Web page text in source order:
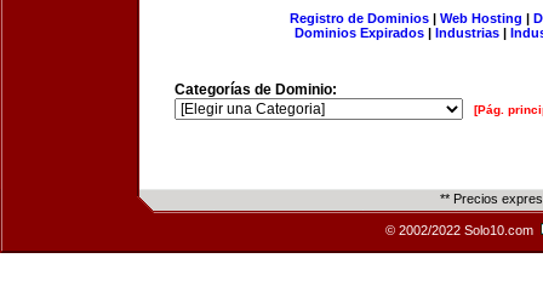
Registro de Dominios| Web Hosting |
Dominios Expirados | Industrias |
Categorías de Dominio:
[Pág.
** Precios
© 2002/2022 Solo10.com